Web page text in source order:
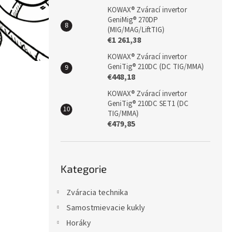
KOWAX® Zvárací invertor
GeniMig® 270DP
(MIG/MAG/LiftTIG)
€1 261,38
KOWAX® Zvárací invertor
GeniTig® 210DC (DC TIG/MMA)
€448,18
KOWAX® Zvárací invertor
GeniTig® 210DC SET1 (DC
TIG/MMA)
€479,85
kategorie
Kategorie
Zváracia technika
Samostmievacie kukly
Horáky